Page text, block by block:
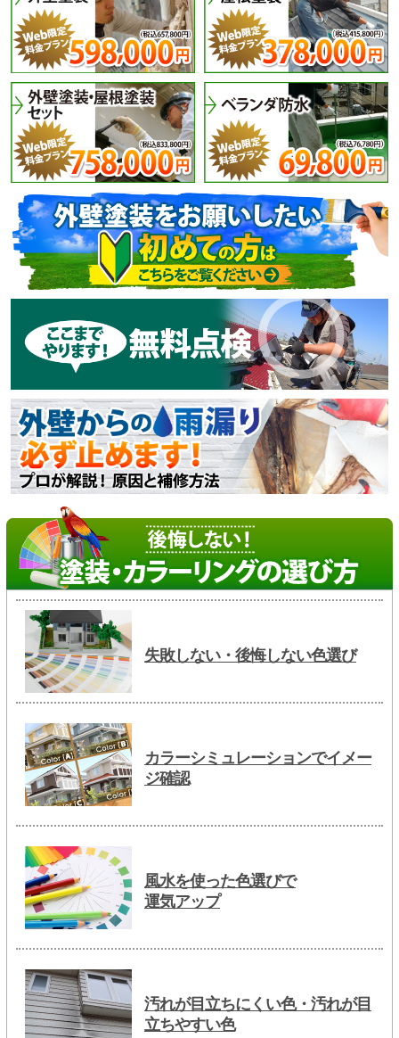
失敗しない・後悔しない色選び
カラーシミュレーションでイメー
ジ確認
風水を使った色選びで
運気アップ
汚れが目立ちにくい色・汚れが目
立ちやすい色